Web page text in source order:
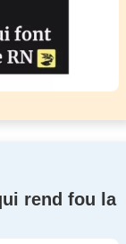
rend fou la